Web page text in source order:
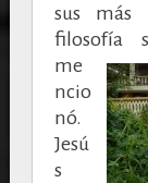
sus más
filosofía
me
ncio
nó.
Jesú
s